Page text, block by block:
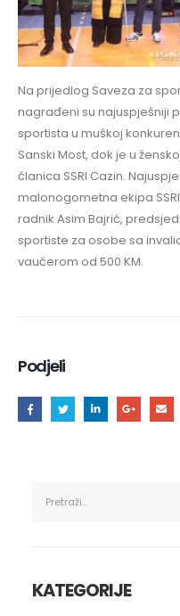
Na prijedlog Saveza za
nagrađeni su najuspješniji
sportista u muškoj
Sanski Most, dok je u
članica SSRI Cazin.
malonogometna ekipa
radnik Asim Bajrić,
sportiste za osobe sa
vaučerom od 500 KM.
Podjeli
KATEGORIJE